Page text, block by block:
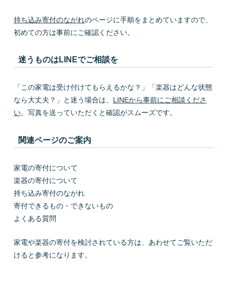
持ち込み寄付のながれのページに手順をまとめていますので、
初めての方は事前にご確認ください。
迷うものはLINEでご相談を
「この家電は受け付けてもらえるかな？」「楽器はどんな状態
なら大丈夫？」と迷う場合は、 LINEから事前にご相談くださ
い。写真を送っていただくと確認がスムーズです。
関連ページのご案内
家電の寄付について
楽器の寄付について
持ち込み寄付のながれ
寄付できるもの・できないもの
よくある質問
家電や楽器の寄付を検討されている方は、あわせてご覧いただ
けると参考になります。